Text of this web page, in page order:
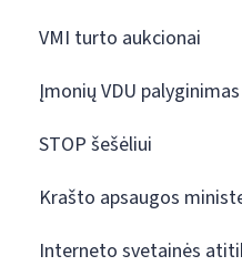
VMI turto aukcionai
Įmonių VDU palyginimas
STOP šešėliui
Krašto apsaugos
Interneto svetainės